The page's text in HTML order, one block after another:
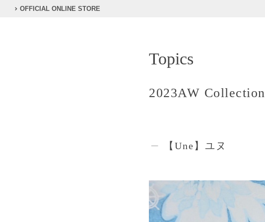
OFFICIAL ONLINE STORE
Topics
2023AW Collection
【Une】ユヌ